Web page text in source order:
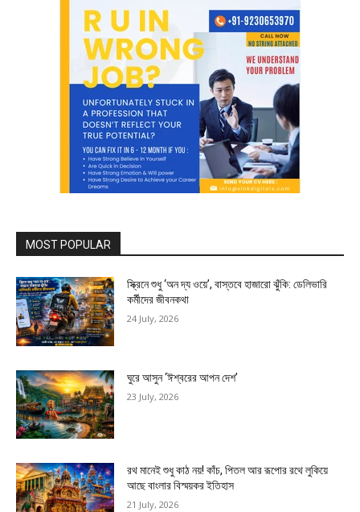
MOST POPULAR
স্ক্রিনে শুধু ‘অন দ্য ওয়ে’, বাস্তবে হাজারো ঝুঁকি: ডেলিভারি
কর্মীদের জীবনকথা
24 July, 2026
ঘুরে আসুন ‘ঈশ্বরের আপন দেশ’
23 July, 2026
রথ মানেই শুধু কাঠ নয়! কাঁচ, পিতল আর রূপোর রথে লুকিয়ে
আছে বাংলার বিস্ময়কর ইতিহাস
21 July, 2026